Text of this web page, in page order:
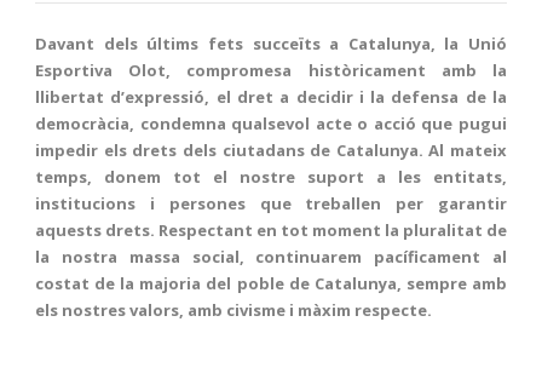
Davant dels últims fets succeïts a Catalunya, la Unió
Esportiva Olot, compromesa històricament amb la
llibertat d’expressió, el dret a decidir i la defensa de la
democràcia, condemna qualsevol acte o acció que pugui
impedir els drets dels ciutadans de Catalunya. Al mateix
temps, donem tot el nostre suport a les entitats,
institucions i persones que treballen per garantir
aquests drets. Respectant en tot moment la pluralitat de
la nostra massa social, continuarem pacíficament al
costat de la majoria del poble de Catalunya, sempre amb
els nostres valors, amb civisme i màxim respecte.